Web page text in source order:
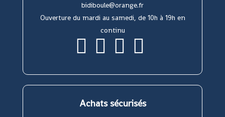
bidiboule@orange.fr
Ouverture du mardi au samedi, de 10h à 19h en
continu
S’ouvre
dans
S’ouvre
dans
S’ouvre
dans
Achats sécurisés